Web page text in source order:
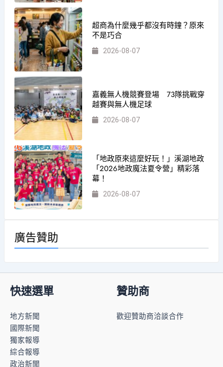
超商為什麼幾乎都沒有時鐘？原來
不是巧合
2026-08-07
嘉義無人機競賽登場 73隊挑戰穿
越賽與無人機足球
2026-08-07
「地政原來這麼好玩！」溪湖地政
「2026地政魔法夏令營」精彩落
幕！
2026-08-07
廣告贊助
快速選單
地方新聞
國際新聞
獨家報導
綜合報導
政治新聞
贊助商
歡迎贊助商洽談合作